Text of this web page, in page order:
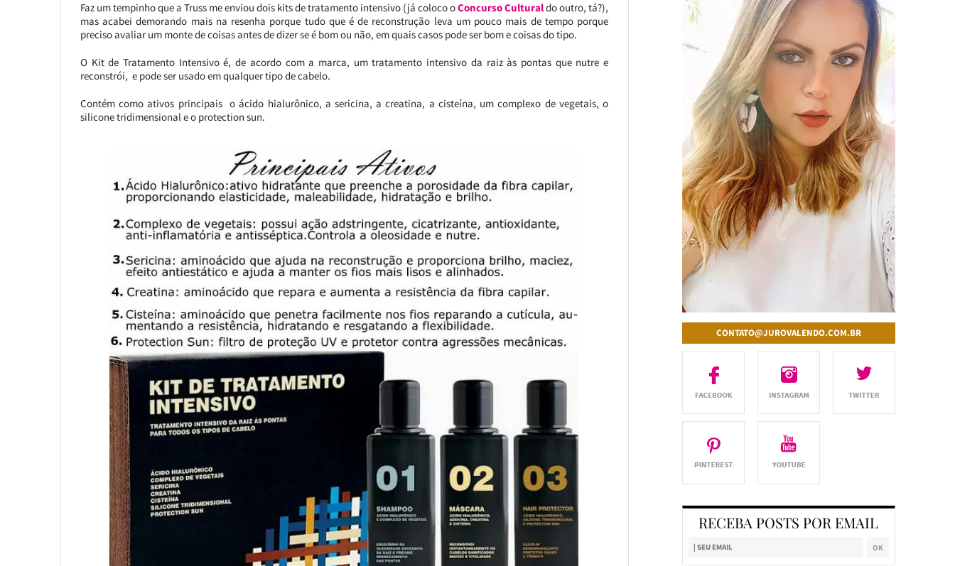
Faz um tempinho que a Truss me enviou dois kits de tratamento intensivo (já coloco oConcurso Culturaldo outro, tá?),
mas acabei demorando mais na resenha porque tudo que é de reconstrução leva um pouco mais de tempo porque
preciso avaliar um monte de coisas antes de dizer se é bom ou não, em quais casos pode ser bom e coisas do tipo.
O Kit de Tratamento Intensivo é, de acordo com a marca, um tratamento intensivo da raiz às pontas que nutre e
reconstrói, e pode ser usado em qualquer tipo de cabelo.
Contém como ativos principais o ácido hialurônico, a sericina, a creatina, a cisteína, um complexo de vegetais, o
silicone tridimensional e o protection sun.
CONTATO@JUROVALENDO.COM.BR
RECEBA POSTS POR EMAIL